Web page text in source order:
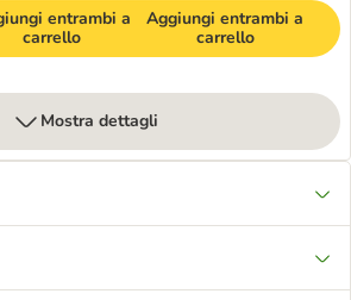
entrambi a
carrello
Aggiungi entrambi a
carrello
Mostra dettagli